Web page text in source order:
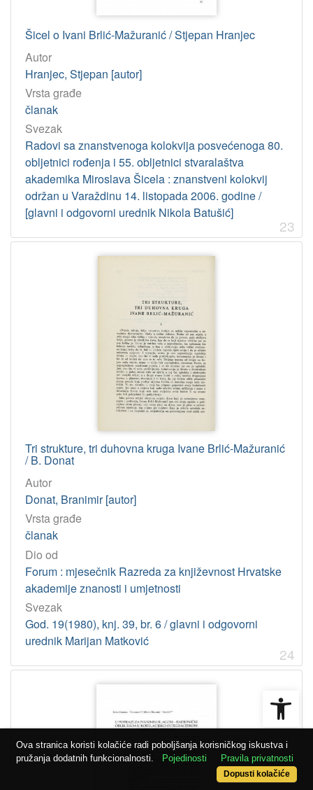
Šicel o Ivani Brlić-Mažuranić / Stjepan Hranjec
Autor
Hranjec, Stjepan [autor]
Vrsta građe
članak
Svezak
Radovi sa znanstvenoga kolokvija posvećenoga 80.
obljetnici rođenja i 55. obljetnici stvaralaštva
akademika Miroslava Šicela : znanstveni kolokvij
održan u Varaždinu 14. listopada 2006. godine /
[glavni i odgovorni urednik Nikola Batušić]
23
Tri strukture, tri duhovna kruga Ivane Brlić-Mažuranić
/ B. Donat
Autor
Donat, Branimir [autor]
Vrsta građe
članak
Dio od
Forum : mjesečnik Razreda za književnost Hrvatske
akademije znanosti i umjetnosti
Svezak
God. 19(1980), knj. 39, br. 6 / glavni i odgovorni
urednik Marijan Matković
24
Ova stranica koristi kolačiće radi poboljšanja korisničkog iskustva i
pružanja dodatnih funkcionalnosti.
Pojedinosti Pravila privatnosti
Dopusti kolačiće